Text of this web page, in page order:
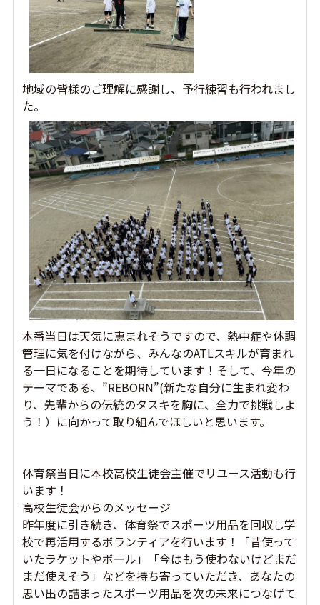
地域の皆様のご理解に感謝し、予行練習も行われまし
た。
本番当日は天気に恵まれそうですので、熱中症や体調
管理に気を付けながら、みんなのATLスキルが育まれ
る一日になることを期待しています！そして、今年の
テーマである、”REBORN”(新たな自分に生まれ変わ
り、先輩からの伝統のタスキを胸に、全力で挑戦しよ
う！）に向かって取り組んでほしいと思います。
体育祭当日に本校高校生徒会主催でリユース活動も行
います！
高校生徒会からのメッセージ
昨年度に引き続き、体育祭でスポーツ用品を回収し学
校で再活用するボランティアを行います！「昔使って
いたラケットやボール」「今はもう使わないけどまだ
まだ使えそう」などを持ち寄っていただき、あなたの
思い出の詰まったスポーツ用品を次の未来につなげて